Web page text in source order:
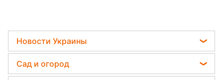
Новости Украины
Телеграм новости Украины
Пенсии в Украине
Сад и огород